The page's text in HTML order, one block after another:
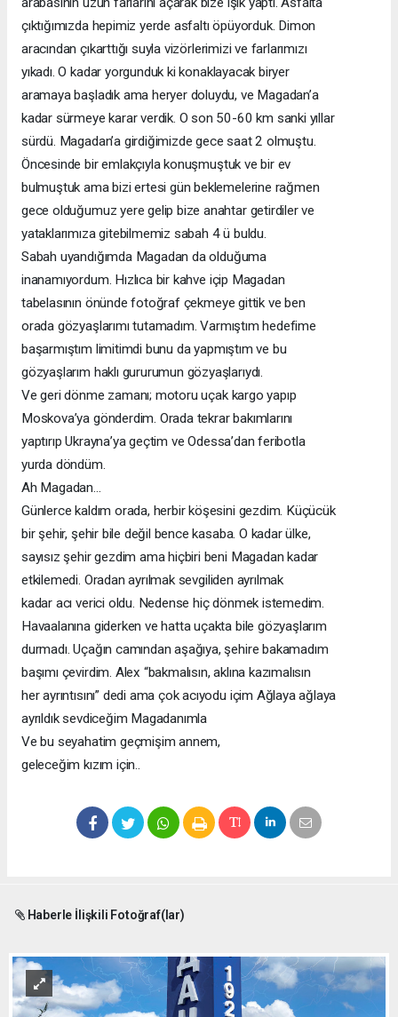
çıktığımızda hepimiz yerde asfaltı öpüyorduk. Dimon
aracından çıkarttığı suyla vizörlerimizi ve farlarımızı
yıkadı. O kadar yorgunduk ki konaklayacak biryer
aramaya başladık ama heryer doluydu, ve Magadan’a
kadar sürmeye karar verdik. O son 50-60 km sanki yıllar
sürdü. Magadan’a girdiğimizde gece saat 2 olmuştu.
Öncesinde bir emlakçıyla konuşmuştuk ve bir ev
bulmuştuk ama bizi ertesi gün beklemelerine rağmen
gece olduğumuz yere gelip bize anahtar getirdiler ve
yataklarımıza gitebilmemiz sabah 4 ü buldu.
Sabah uyandığımda Magadan da olduğuma
inanamıyordum. Hızlıca bir kahve içip Magadan
tabelasının önünde fotoğraf çekmeye gittik ve ben
orada gözyaşlarımı tutamadım. Varmıştım hedefime
başarmıştım limitimdi bunu da yapmıştım ve bu
gözyaşlarım haklı gururumun gözyaşlarıydı.
Ve geri dönme zamanı; motoru uçak kargo yapıp
Moskova’ya gönderdim. Orada tekrar bakımlarını
yaptırıp Ukrayna’ya geçtim ve Odessa’dan feribotla
yurda döndüm.
Ah Magadan...
Günlerce kaldım orada, herbir köşesini gezdim. Küçücük
bir şehir, şehir bile değil bence kasaba. O kadar ülke,
sayısız şehir gezdim ama hiçbiri beni Magadan kadar
etkilemedi. Oradan ayrılmak sevgiliden ayrılmak
kadar acı verici oldu. Nedense hiç dönmek istemedim.
Havaalanına giderken ve hatta uçakta bile gözyaşlarım
durmadı. Uçağın camından aşağıya, şehire bakamadım
başımı çevirdim. Alex “bakmalısın, aklına kazımalısın
her ayrıntısını” dedi ama çok acıyodu içim Ağlaya ağlaya
ayrıldık sevdiceğim Magadanımla
Ve bu seyahatim geçmişim annem,
geleceğim kızım için..
Haberle İlişkili Fotoğraf(lar)